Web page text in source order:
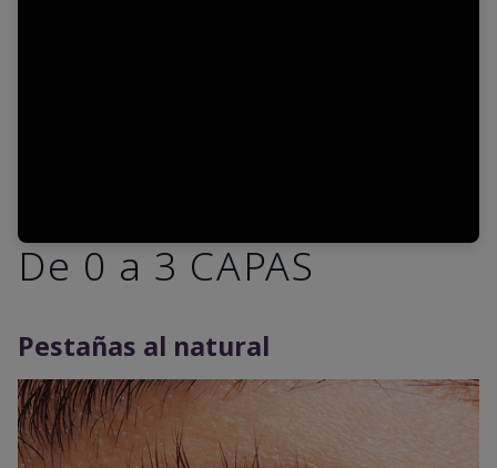
De 0 a 3 CAPAS
Pestañas al natural